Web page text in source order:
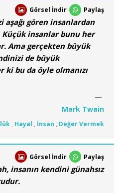
Görsel İndir Paylaş
aşağı gören insanlardan
Küçük insanlar bunu her
Ama gerçekten büyük
de büyük
bu da öyle olmanızı
Mark Twain
, Hayal , İnsan , Değer Vermek
Görsel İndir Paylaş
insanın kendini günahsız